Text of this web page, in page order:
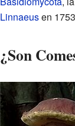
Linnaeusen
¿Son